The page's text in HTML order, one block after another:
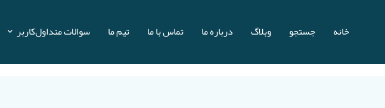
خانه جستجو وبلاگ درباره ما تماس با ما تیم ما سوالات متداولکاربر